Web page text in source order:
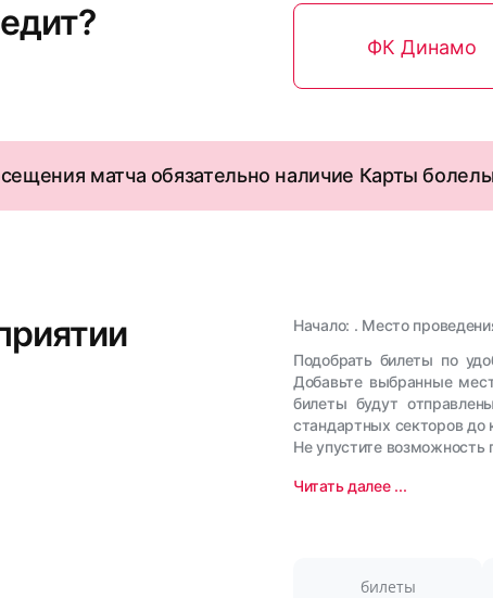
ФК Динамо
матча обязательно наличие Карты
Начало: . Место
Подобрать билеты по
Добавьте выбранные
билеты будут
стандартных секторов до
Не упустите возможность
Читать далее ...
билеты